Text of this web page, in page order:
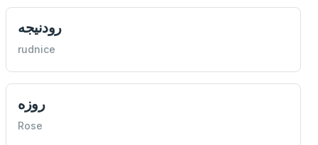
رودنيجه
rudnice
روزه
Rose